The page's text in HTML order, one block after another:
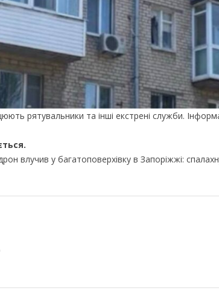
рятувальники та інші екстрені служби.
влучив у багатоповерхівку в Запоріжжі: